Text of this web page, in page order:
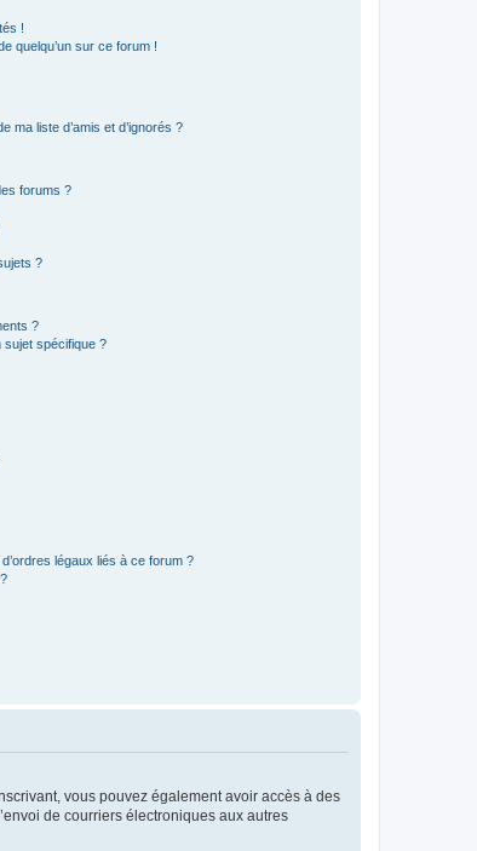
!
quelqu’un sur ce forum !
ma liste d’amis et d’ignorés ?
forums ?
?
?
sujet spécifique ?
légaux liés à ce forum ?
vous pouvez également avoir accès à des
de courriers électroniques aux autres